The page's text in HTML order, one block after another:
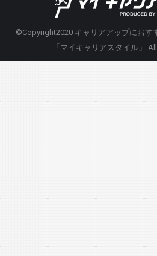
©Copyright2020 キャリアアップにおす
「マイキャリアスタイル」